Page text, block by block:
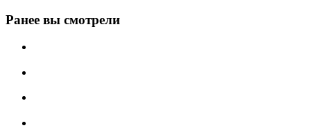
Ранее вы смотрели